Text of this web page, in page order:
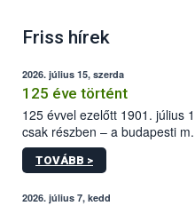
Friss hírek
2026. július 15, szerda
125 éve történt
125 évvel ezelőtt 1901. július
csak részben – a budapesti
állomás a Kis Rókus utca 15.
tervezett új épületébe.
TOVÁBB >
2026. július 7, kedd